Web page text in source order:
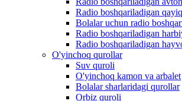
Radio boshqariladigan
Bolalar uchun radio
Radio boshqariladigan
Radio boshqariladigan
O'yinchoq qurollar
Suv quroli
O'yinchoq kamon va arbalet
Bolalar sharlaridagi qurollar
Orbiz quroli